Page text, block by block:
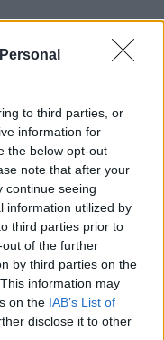
to third parties, or
information for
the below opt-out
note that after your
continue seeing
information utilized by
third parties prior to
of the further
by third parties on the
information may
on the IAB’s List of
disclose it to other